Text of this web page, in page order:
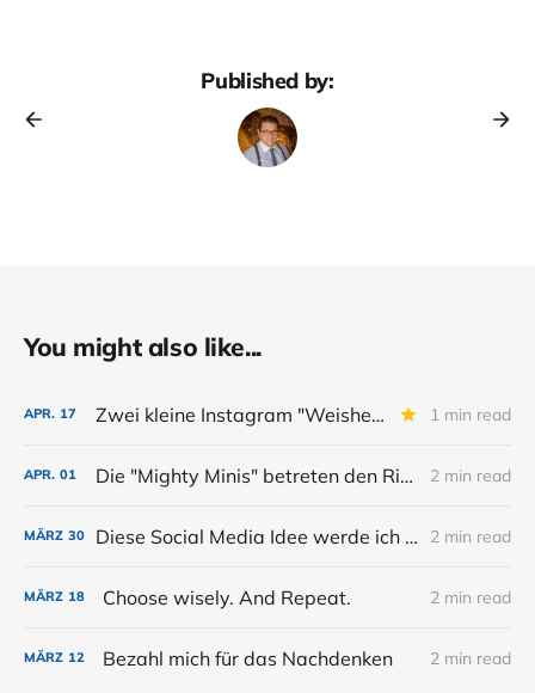
Published by:
You might also like...
APR. 17 Zwei kleine Instagram "Weisheiten" 1 min read
APR. 01 Die "Mighty Minis" betreten den Ring... 2 min read
MÄRZ 30 Diese Social Media Idee werde ich vom Buck & Breck stehlen. 2 min read
MÄRZ 18 Choose wisely. And Repeat. 2 min read
MÄRZ 12 Bezahl mich für das Nachdenken 2 min read